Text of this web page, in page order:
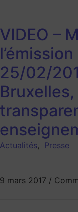
VIDEO –
25/02/
Actualités, Presse
9 mars 2017 /